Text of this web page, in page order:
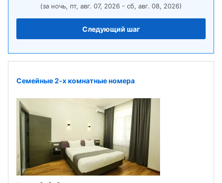
(за ночь, пт, авг. 07, 2026 - сб, авг. 08, 2026)
Следующий шаг
Семейные 2-х комнатные номера